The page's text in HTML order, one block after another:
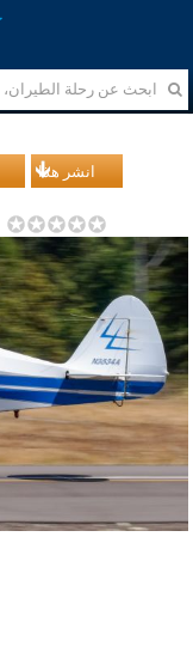
انشر هذا